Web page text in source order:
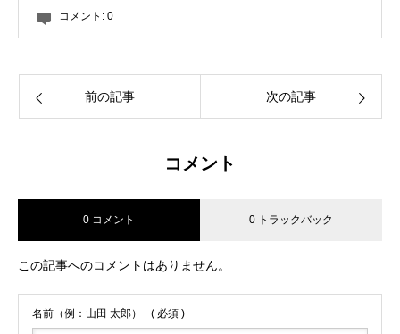
コメント: 0
前の記事 次の記事
コメント
0 コメント 0 トラックバック
この記事へのコメントはありません。
名前（例：山田 太郎） ( 必須 )